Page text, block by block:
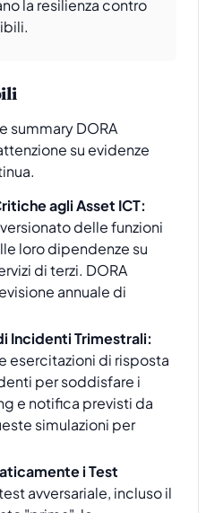
la resilienza contro
summary DORA
su evidenze
agli Asset ICT:
delle funzioni
loro dipendenze su
di terzi. DORA
annuale di
Incidenti Trimestrali:
esercitazioni di risposta
per soddisfare i
e notifica previsti da
simulazioni per
i Test
avversariale, incluso il